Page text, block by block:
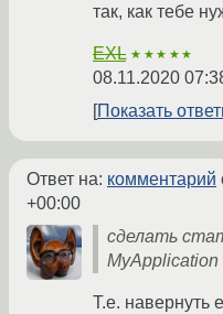
так, как тебе
EXL ★★★★★
08.11.2020
Показать
Ответ на: комментарий
+00:00
сделать
MyApplication
Т.е. навернуть